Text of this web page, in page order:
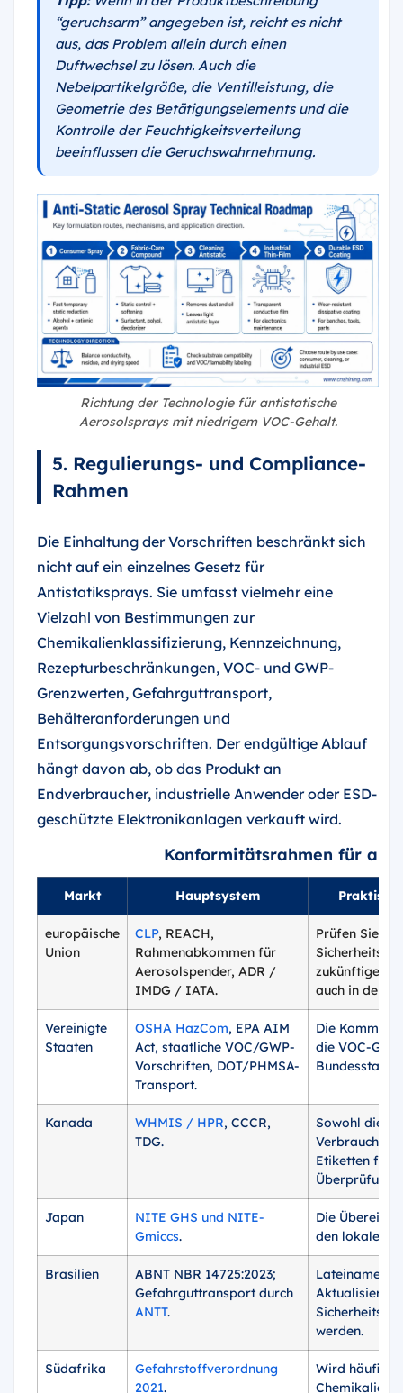
“geruchsarm” angegeben ist, reicht es nicht
aus, das Problem allein durch einen
Duftwechsel zu lösen. Auch die
Nebelpartikelgröße, die Ventilleistung, die
Geometrie des Betätigungselements und die
Kontrolle der Feuchtigkeitsverteilung
beeinflussen die Geruchswahrnehmung.
Richtung der Technologie für antistatische
Aerosolsprays mit niedrigem VOC-Gehalt.
5. Regulierungs- und Compliance-
Rahmen
Die Einhaltung der Vorschriften beschränkt sich
nicht auf ein einzelnes Gesetz für
Antistatiksprays. Sie umfasst vielmehr eine
Vielzahl von Bestimmungen zur
Chemikalienklassifizierung, Kennzeichnung,
Rezepturbeschränkungen, VOC- und GWP-
Grenzwerten, Gefahrguttransport,
Behälteranforderungen und
Entsorgungsvorschriften. Der endgültige Ablauf
hängt davon ab, ob das Produkt an
Endverbraucher, industrielle Anwender oder ESD-
geschützte Elektronikanlagen verkauft wird.
Konformitätsrahmen für
Markt Hauptsystem
europäische
Union
CLP, REACH,
Rahmenabkommen für
Aerosolspender, ADR /
IMDG / IATA.
Prüfen Sie
zukünftige
auch in den
Vereinigte
Staaten
OSHA HazCom, EPA AIM
Act, staatliche VOC/GWP-
Vorschriften, DOT/PHMSA-
Transport.
Die
die VOC-
Kanada WHMIS / HPR, CCCR,
TDG.
Sowohl die
Etiketten für
Überprüfung.
Japan
NITE GHS und NITE-
Gmiccs.
Die
den lokalen
Brasilien
ABNT NBR 14725:2023;
Gefahrguttransport durch
ANTT.
werden.
Südafrika
Gefahrstoffverordnung
2021.
Wird häufig